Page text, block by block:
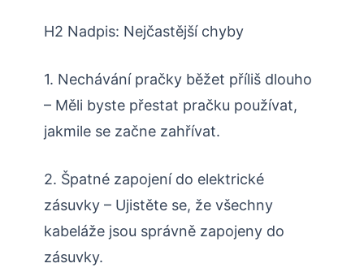
H2 Nadpis: Nejčastější chyby
1. Nechávání pračky běžet příliš dlouho
– Měli byste přestat pračku používat,
jakmile se začne zahřívat.
2. Špatné zapojení do elektrické
zásuvky – Ujistěte se, že všechny
kabeláže jsou správně zapojeny do
zásuvky.